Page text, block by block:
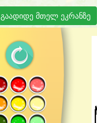
გაადიდე მთელ ეკრანზე